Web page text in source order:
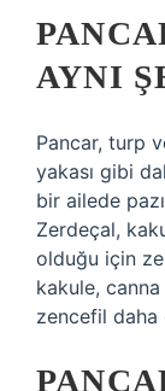
AYNI
Pancar, turp
yakası gibi
bir ailede
Zerdeçal,
olduğu için
kakule,
zencefil daha